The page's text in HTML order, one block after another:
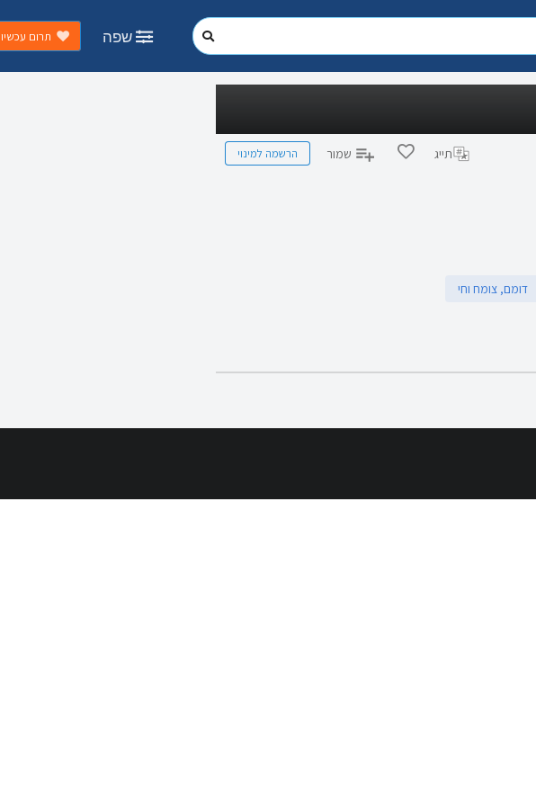
שפה תרום עכשיו
תייג שמור הרשמה למינוי
דומם, צומח וחי